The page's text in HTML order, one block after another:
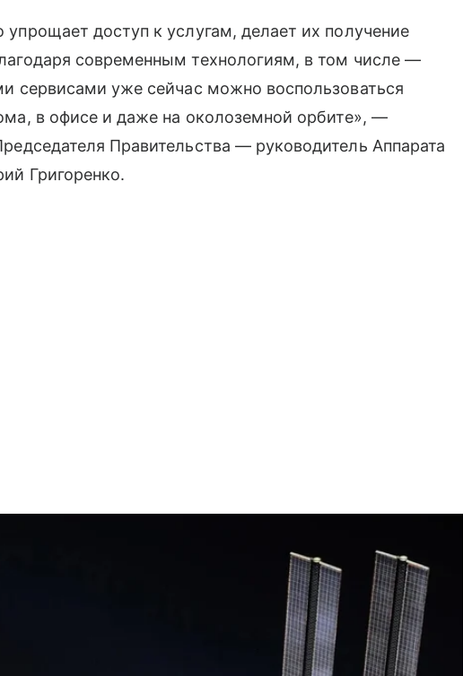
доступ к услугам, делает их получение
современным технологиям, в том числе —
сервисами уже сейчас можно воспользоваться
в офисе и даже на околоземной орбите», —
Правительства — руководитель Аппарата
Григоренко.